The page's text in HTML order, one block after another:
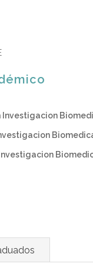
Investigacion